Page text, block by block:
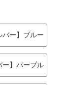
バー】ブルー
ー】パープル